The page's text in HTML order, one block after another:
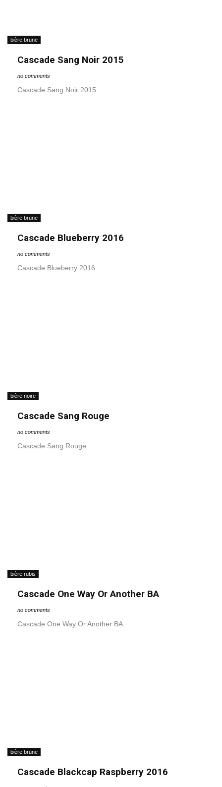
bière brune
Cascade Sang Noir 2015
no comments
Cascade Sang Noir 2015
bière brune
Cascade Blueberry 2016
no comments
Cascade Blueberry 2016
bière noire
Cascade Sang Rouge
no comments
Cascade Sang Rouge
bière rubis
Cascade One Way Or Another BA
no comments
Cascade One Way Or Another BA
bière brune
Cascade Blackcap Raspberry 2016